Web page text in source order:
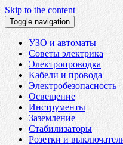
Skip to the content
Toggle navigation
УЗО и автоматы
Советы электрика
Электропроводка
Кабели и провода
Электробезопасность
Освещение
Инструменты
Заземление
Стабилизаторы
Розетки и